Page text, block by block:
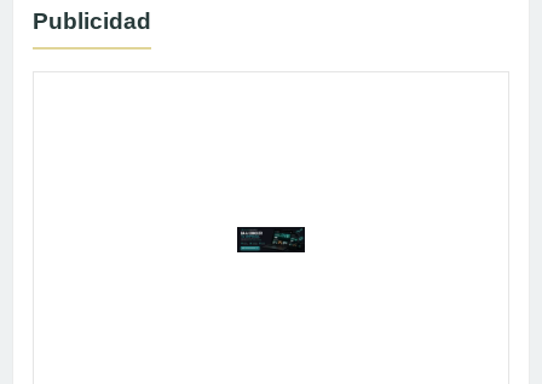
Publicidad
Publicidad